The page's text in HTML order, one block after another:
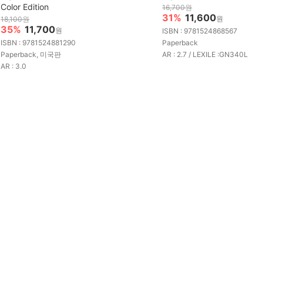
Color Edition
18,100원
35% 11,700원
ISBN : 9781524881290
Paperback, 미국판
AR : 3.0
16,700원
31% 11,600원
ISBN : 9781524868567
Paperback
AR : 2.7 / LEXILE :GN340L